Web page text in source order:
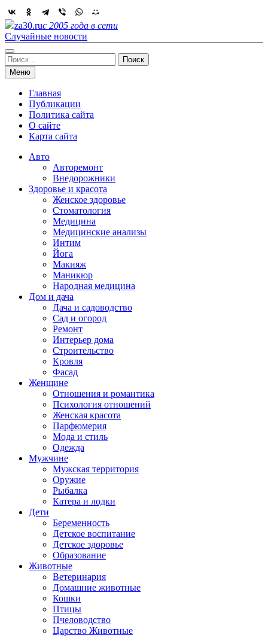
Skip
to
content
za30.ruс 2005 года в сети
Случайные новости
Найти:
Меню
Главная
Публикации
Политика сайта
О сайте
Карта сайта
Авто
Авторемонт
Внедорожники
Здоровье и красота
Женское здоровье
Стоматология
Медицина
Медицинские анализы
Интим
Йога
Макияж
Маникюр
Народная медицина
Дом и дача
Дача и садоводство
Сад и огород
Ремонт
Интерьер дома
Строительство
Кровля
Фасад
Женщине
Отношения и романтика
Психология отношений
Женская красота
Парфюмерия
Мода и стиль
Одежда
Мужчине
Мужская территория
Оружие
Рыбалка
Катера и лодки
Дети
Беременность
Детское воспитание
Детское здоровье
Образование
Животные
Ветеринария
Домашние животные
Кошки
Птицы
Пчеловодство
Царство Животные